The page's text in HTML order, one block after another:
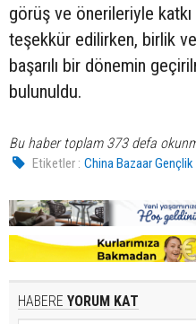
görüş ve önerileriyle
teşekkür edilirken, birlik
başarılı bir dönemin
bulunuldu.
Bu haber toplam 373 defa
Etiketler : China Bazaar Gençlik
HABERE YORUM KAT